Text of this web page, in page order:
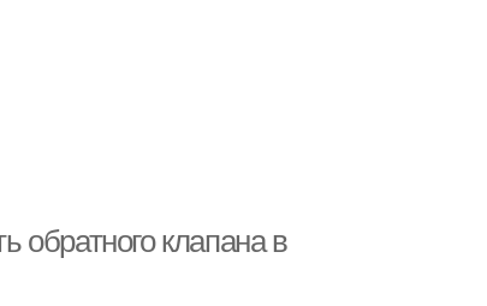
обратного клапана в